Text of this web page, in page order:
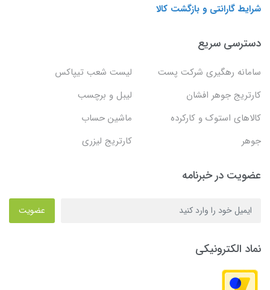
شرایط گارانتی و بازگشت کالا
دسترسی سریع
سامانه رهگیری شرکت پست
لیست شعب تیپاکس
کارتریج جوهر افشان
لیبل و برچسب
کالاهای استوک و کارکرده
ماشین حساب
جوهر
کارتریج لیزری
عضویت در خبرنامه
عضویت
نماد الکترونیکی